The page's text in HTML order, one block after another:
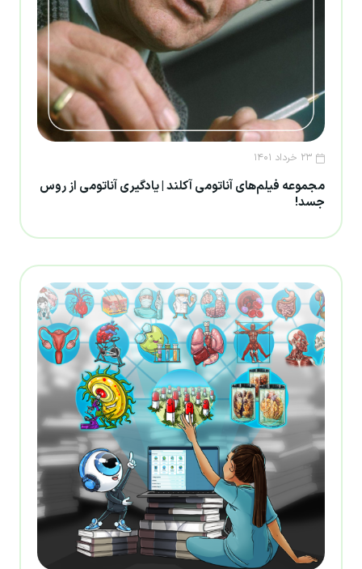
۲۳ خرداد ۱۴۰۱
مجموعه فیلم‌های آناتومی آکلند | یادگیری آناتومی از روس
جسد!